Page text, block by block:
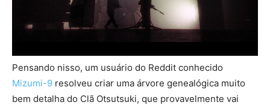
Pensando nisso, um usuário do Reddit conhecido
Mizumi-9 resolveu criar uma árvore genealógica muito
bem detalha do Clã Otsutsuki, que provavelmente vai